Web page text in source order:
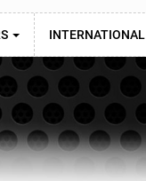
INTERNATIONAL